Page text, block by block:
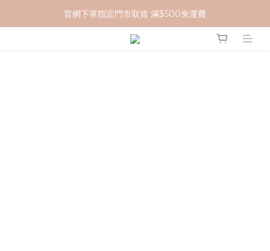
加入 MCG 會員｜即贈 $100 購物金
官網下單指定門市取貨 滿$500免運費
加入 MCG 會員｜即贈 $100 購物金